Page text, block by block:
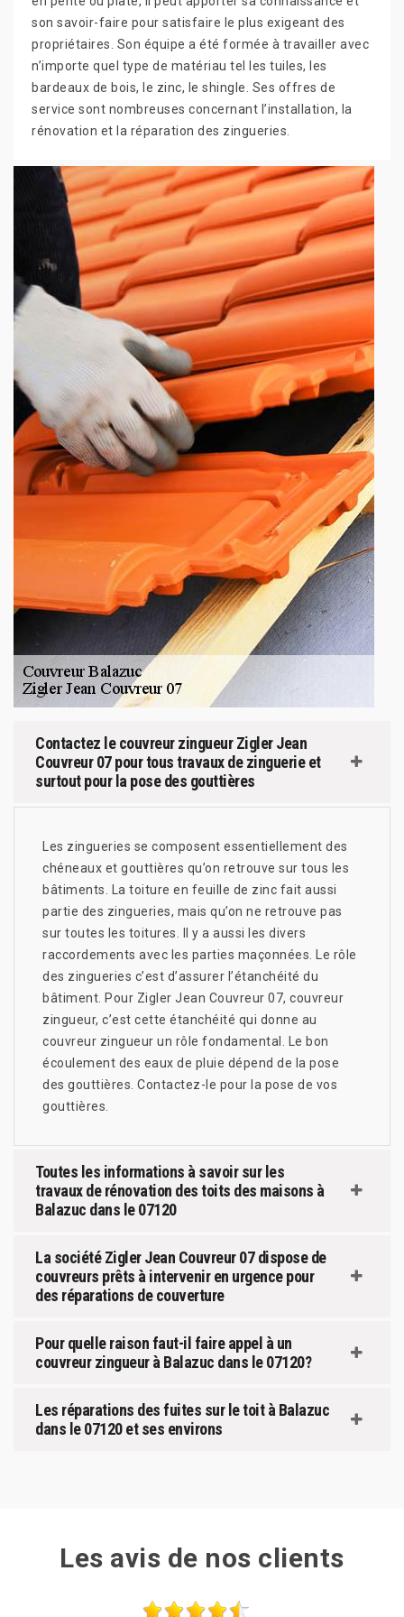
son savoir-faire pour satisfaire le plus exigeant des
propriétaires. Son équipe a été formée à travailler avec
n’importe quel type de matériau tel les tuiles, les
bardeaux de bois, le zinc, le shingle. Ses offres de
service sont nombreuses concernant l’installation, la
rénovation et la réparation des zingueries.
Contactez le couvreur zingueur Zigler Jean
Couvreur 07 pour tous travaux de zinguerie et
surtout pour la pose des gouttières
Les zingueries se composent essentiellement des
chéneaux et gouttières qu’on retrouve sur tous les
bâtiments. La toiture en feuille de zinc fait aussi
partie des zingueries, mais qu’on ne retrouve pas
sur toutes les toitures. Il y a aussi les divers
raccordements avec les parties maçonnées. Le rôle
des zingueries c’est d’assurer l’étanchéité du
bâtiment. Pour Zigler Jean Couvreur 07, couvreur
zingueur, c’est cette étanchéité qui donne au
couvreur zingueur un rôle fondamental. Le bon
écoulement des eaux de pluie dépend de la pose
des gouttières. Contactez-le pour la pose de vos
gouttières.
Toutes les informations à savoir sur les
travaux de rénovation des toits des maisons à
Balazuc dans le 07120
La société Zigler Jean Couvreur 07 dispose de
couvreurs prêts à intervenir en urgence pour
des réparations de couverture
Pour quelle raison faut-il faire appel à un
couvreur zingueur à Balazuc dans le 07120?
Les réparations des fuites sur le toit à Balazuc
dans le 07120 et ses environs
Les avis de nos clients